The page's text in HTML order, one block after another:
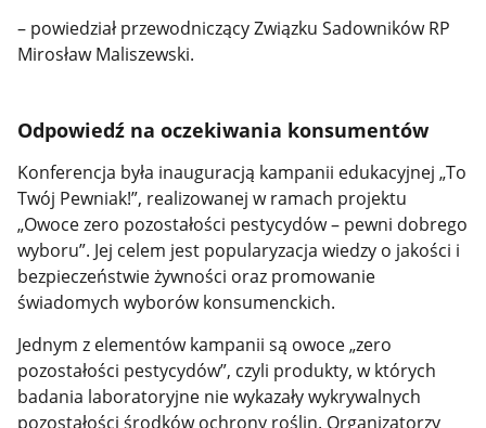
– powiedział przewodniczący Związku Sadowników RP
Mirosław Maliszewski.
Odpowiedź na oczekiwania konsumentów
Konferencja była inauguracją kampanii edukacyjnej „To
Twój Pewniak!”, realizowanej w ramach projektu
„Owoce zero pozostałości pestycydów – pewni dobrego
wyboru”. Jej celem jest popularyzacja wiedzy o jakości i
bezpieczeństwie żywności oraz promowanie
świadomych wyborów konsumenckich.
Jednym z elementów kampanii są owoce „zero
pozostałości pestycydów”, czyli produkty, w których
badania laboratoryjne nie wykazały wykrywalnych
pozostałości środków ochrony roślin. Organizatorzy